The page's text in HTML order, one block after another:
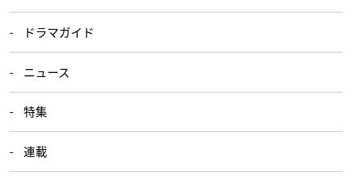
ドラマガイド
ニュース
特集
連載